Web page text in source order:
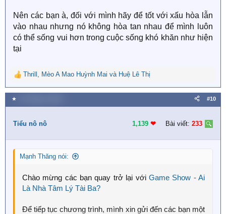
Nên các bạn à, đối với mình hãy để tốt với xấu hòa lẫn
vào nhau nhưng nó không hòa tan nhau để mình luôn
có thể sống vui hơn trong cuộc sống khó khăn như hiện
tại
R
e
a
c
i
n
s
Thrill , Mèo A Mao Huỳnh Mai và Huệ Lê Thị
★ #10
Tiểu nô nô 1,139 ❤︎ Bài viết: 233
Mạnh Thăng nói:
Chào mừng các bạn quay trở lại với Game Show - Ai
Là Nhà Tâm Lý Tài Ba?
Để tiếp tục chương trình, mình xin gửi đến các bạn một